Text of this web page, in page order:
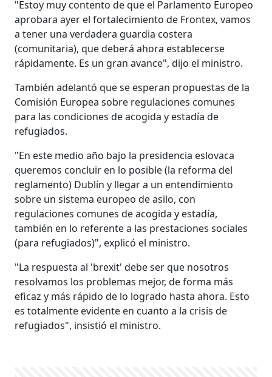
"Estoy muy contento de que el Parlamento Europeo
aprobara ayer el fortalecimiento de Frontex, vamos
a tener una verdadera guardia costera
(comunitaria), que deberá ahora establecerse
rápidamente. Es un gran avance", dijo el ministro.
También adelantó que se esperan propuestas de la
Comisión Europea sobre regulaciones comunes
para las condiciones de acogida y estadía de
refugiados.
"En este medio año bajo la presidencia eslovaca
queremos concluir en lo posible (la reforma del
reglamento) Dublín y llegar a un entendimiento
sobre un sistema europeo de asilo, con
regulaciones comunes de acogida y estadía,
también en lo referente a las prestaciones sociales
(para refugiados)", explicó el ministro.
"La respuesta al 'brexit' debe ser que nosotros
resolvamos los problemas mejor, de forma más
eficaz y más rápido de lo logrado hasta ahora. Esto
es totalmente evidente en cuanto a la crisis de
refugiados", insistió el ministro.